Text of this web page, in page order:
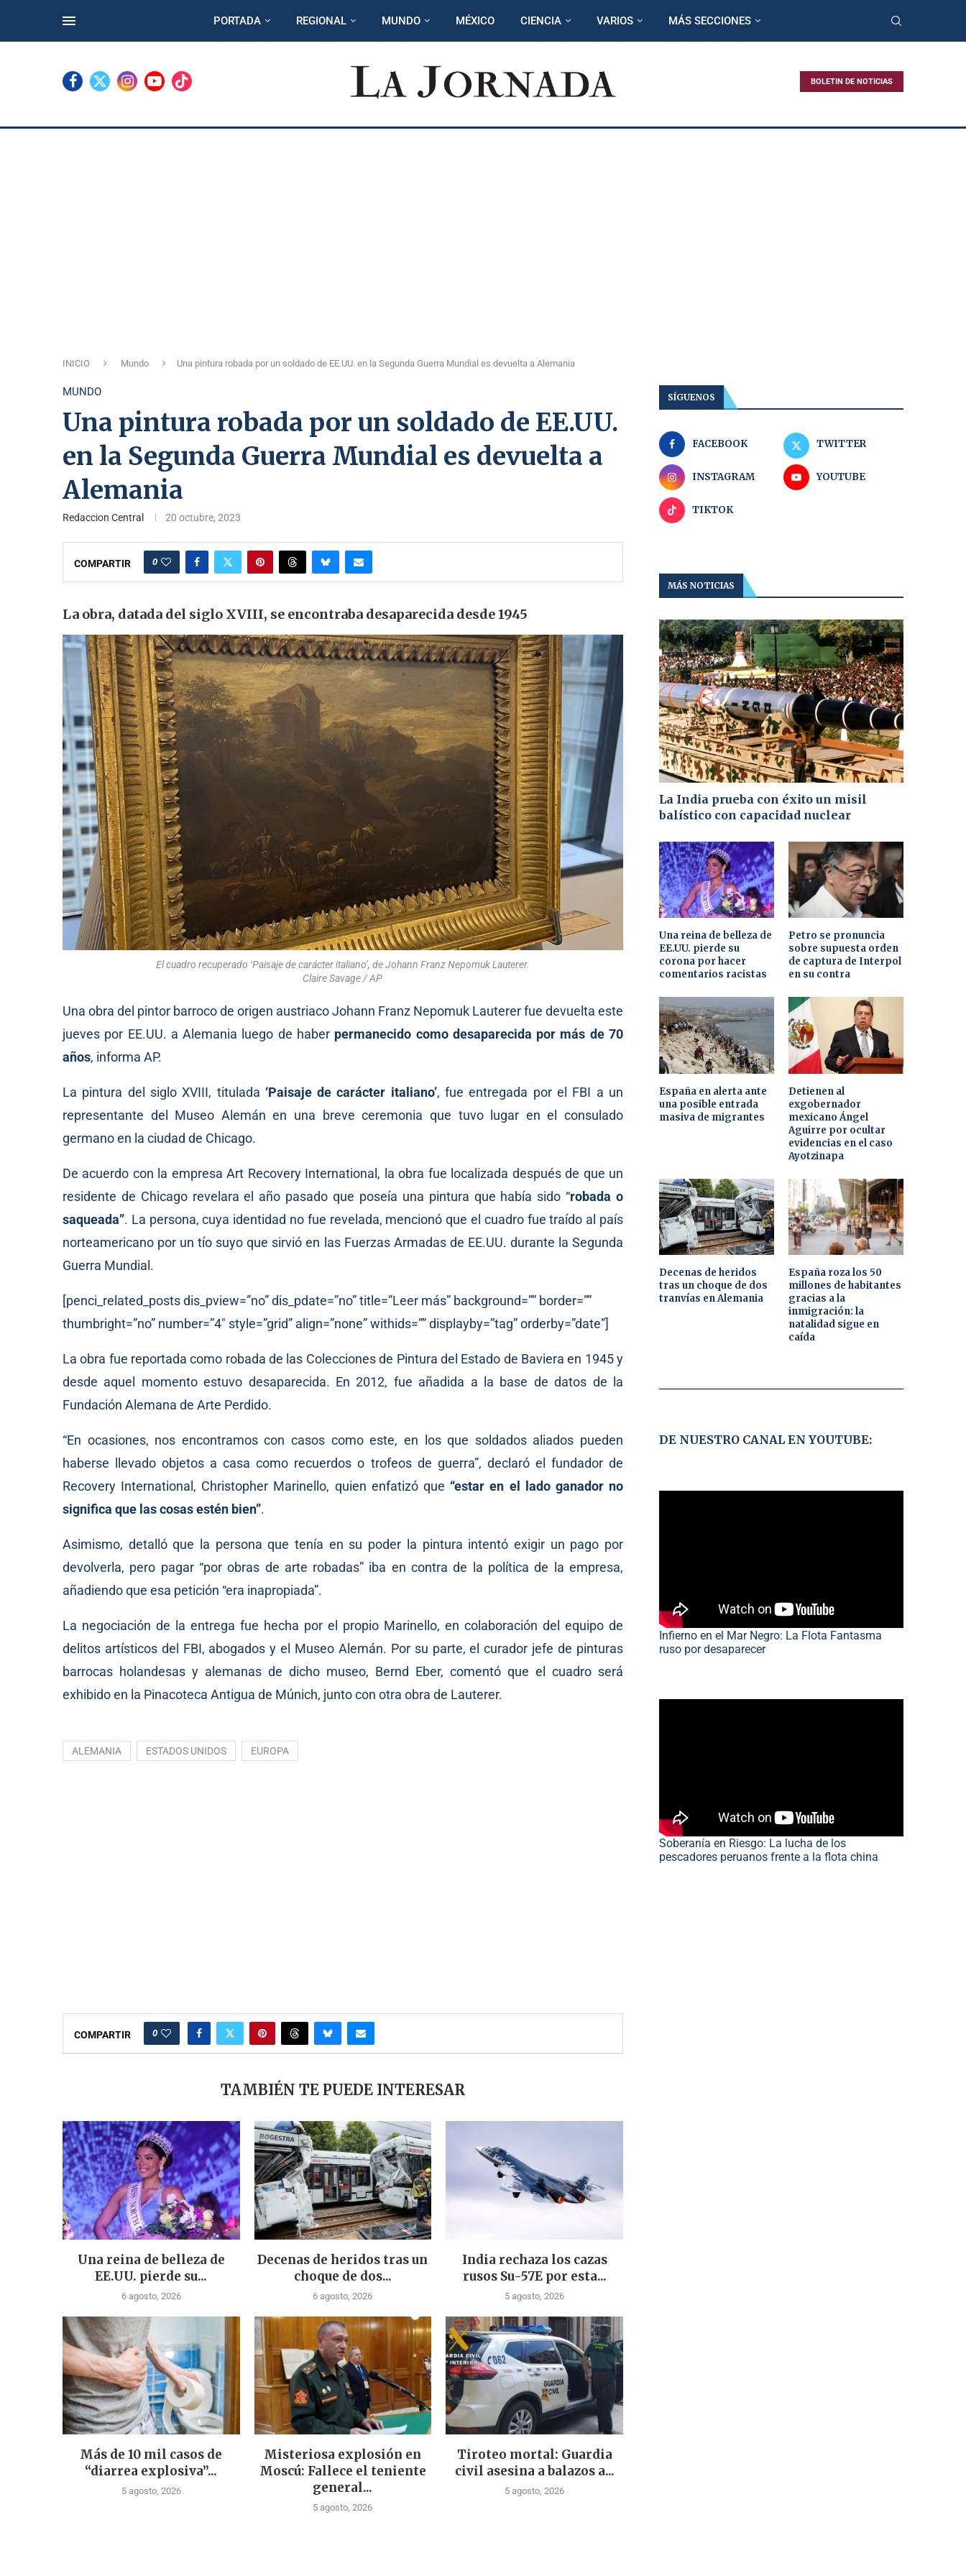
PORTADA REGIONAL MUNDO MÉXICO CIENCIA VARIOS MÁS SECCIONES
BOLETIN DE NOTICIAS
INICIO Mundo Una pintura robada por un soldado de EE.UU. en la Segunda Guerra Mundial es devuelta a Alemania
MUNDO
Una pintura robada por un soldado de EE.UU.
en la Segunda Guerra Mundial es devuelta a
Alemania
Redaccion Central 20 octubre, 2023
COMPARTIR 0
La obra, datada del siglo XVIII, se encontraba desaparecida desde 1945
El cuadro recuperado ‘Paisaje de carácter italiano’, de Johann Franz Nepomuk Lauterer.
Claire Savage / AP
Una obra del pintor barroco de origen austriaco Johann Franz Nepomuk Lauterer fue devuelta este
jueves por EE.UU. a Alemania luego de haber permanecido como desaparecida por más de 70
años, informa AP.
La pintura del siglo XVIII, titulada ‘Paisaje de carácter italiano’, fue entregada por el FBI a un
representante del Museo Alemán en una breve ceremonia que tuvo lugar en el consulado
germano en la ciudad de Chicago.
De acuerdo con la empresa Art Recovery International, la obra fue localizada después de que un
residente de Chicago revelara el año pasado que poseía una pintura que había sido “robada o
saqueada”. La persona, cuya identidad no fue revelada, mencionó que el cuadro fue traído al país
norteamericano por un tío suyo que sirvió en las Fuerzas Armadas de EE.UU. durante la Segunda
Guerra Mundial.
[penci_related_posts dis_pview=”no” dis_pdate=”no” title=”Leer más” background=”” border=””
thumbright=”no” number=”4″ style=”grid” align=”none” withids=”” displayby=”tag” orderby=”date”]
La obra fue reportada como robada de las Colecciones de Pintura del Estado de Baviera en 1945 y
desde aquel momento estuvo desaparecida. En 2012, fue añadida a la base de datos de la
Fundación Alemana de Arte Perdido.
“En ocasiones, nos encontramos con casos como este, en los que soldados aliados pueden
haberse llevado objetos a casa como recuerdos o trofeos de guerra”, declaró el fundador de
Recovery International, Christopher Marinello, quien enfatizó que “estar en el lado ganador no
significa que las cosas estén bien”.
Asimismo, detalló que la persona que tenía en su poder la pintura intentó exigir un pago por
devolverla, pero pagar “por obras de arte robadas” iba en contra de la política de la empresa,
añadiendo que esa petición “era inapropiada”.
La negociación de la entrega fue hecha por el propio Marinello, en colaboración del equipo de
delitos artísticos del FBI, abogados y el Museo Alemán. Por su parte, el curador jefe de pinturas
barrocas holandesas y alemanas de dicho museo, Bernd Eber, comentó que el cuadro será
exhibido en la Pinacoteca Antigua de Múnich, junto con otra obra de Lauterer.
ALEMANIA ESTADOS UNIDOS EUROPA
COMPARTIR 0
TAMBIÉN TE PUEDE INTERESAR
Una reina de belleza de
EE.UU. pierde su...
6 agosto, 2026
Decenas de heridos tras un
choque de dos...
6 agosto, 2026
India rechaza los cazas
rusos Su-57E por esta...
5 agosto, 2026
Más de 10 mil casos de
“diarrea explosiva”...
5 agosto, 2026
Misteriosa explosión en
Moscú: Fallece el teniente
general...
5 agosto, 2026
Tiroteo mortal: Guardia
civil asesina a balazos a...
5 agosto, 2026
SÍGUENOS
FACEBOOK TWITTER
INSTAGRAM YOUTUBE
TIKTOK
MÁS NOTICIAS
La India prueba con éxito un misil
balístico con capacidad nuclear
Una reina de belleza de
EE.UU. pierde su
corona por hacer
comentarios racistas
Petro se pronuncia
sobre supuesta orden
de captura de Interpol
en su contra
España en alerta ante
una posible entrada
masiva de migrantes
Detienen al
exgobernador
mexicano Ángel
Aguirre por ocultar
evidencias en el caso
Ayotzinapa
Decenas de heridos
tras un choque de dos
tranvías en Alemania
España roza los 50
millones de habitantes
gracias a la
inmigración: la
natalidad sigue en
caída
DE NUESTRO CANAL EN YOUTUBE:
Infierno en el Mar Negro: La Flota Fantasma
ruso por desaparecer
Soberanía en Riesgo: La lucha de los
pescadores peruanos frente a la flota china